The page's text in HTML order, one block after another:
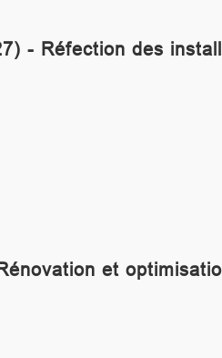
- Réfection des
et